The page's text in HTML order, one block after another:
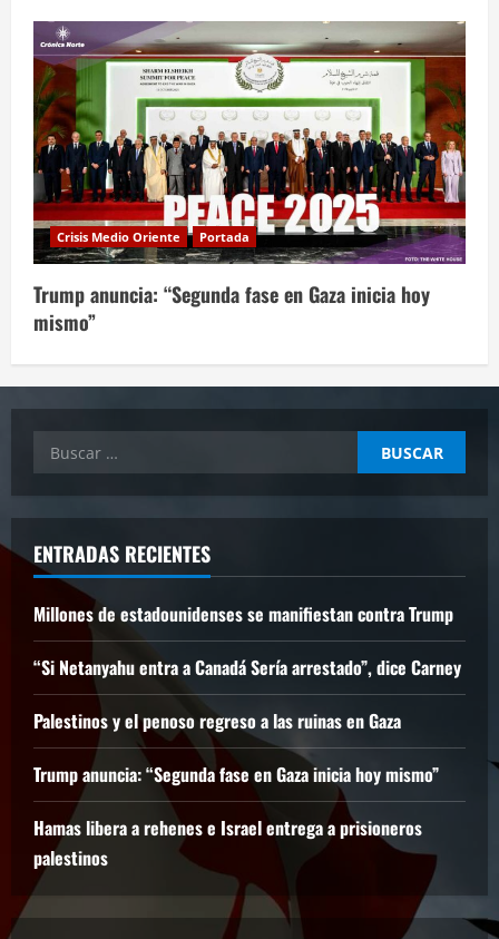
Crisis Medio Oriente Portada
Trump anuncia: “Segunda fase en Gaza inicia hoy
mismo”
Buscar:
ENTRADAS RECIENTES
Millones de estadounidenses se manifiestan contra Trump
“Si Netanyahu entra a Canadá Sería arrestado”, dice Carney
Palestinos y el penoso regreso a las ruinas en Gaza
Trump anuncia: “Segunda fase en Gaza inicia hoy mismo”
Hamas libera a rehenes e Israel entrega a prisioneros
palestinos